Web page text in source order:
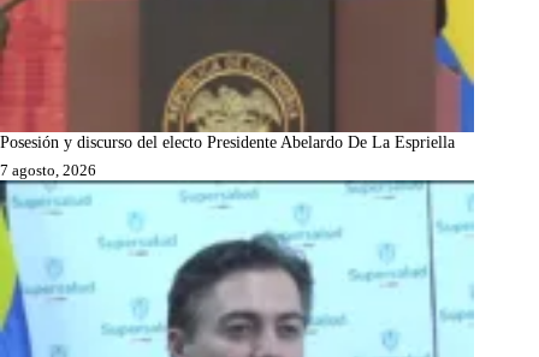
Posesión y discurso del electo Presidente Abelardo De La Espriella
7 agosto, 2026